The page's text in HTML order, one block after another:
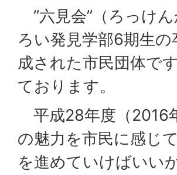
”六見会”（ろっけ
ろい発見学部6期生
成された市民団体で
ております。
平成28年度（2016
の魅力を市民に感じ
を進めていけばいい